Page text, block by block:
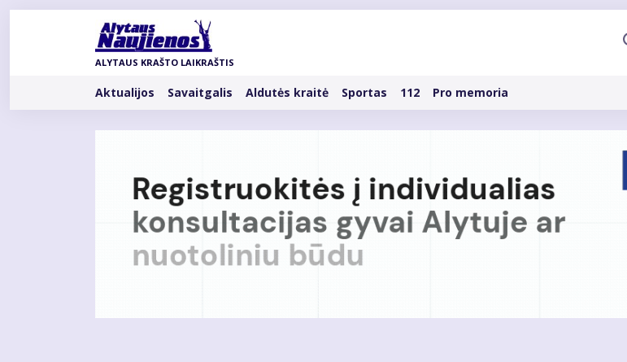
Pereiti
ALYTAUS KRAŠTO LAIKRAŠTIS
Rubrikos
Aktualijos Savaitgalis Aldutės kraitė Sportas 112 Pro memoria